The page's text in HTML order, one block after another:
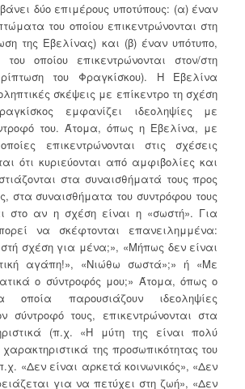
δύο επιμέρους υποτύπους: (α) έναν
του οποίου επικεντρώνονται στη
της Εβελίνας) και (β) έναν υπότυπο,
οποίου επικεντρώνονται στον/στη
του Φραγκίσκου). Η Εβελίνα
σκέψεις με επίκεντρο τη σχέση
εμφανίζει ιδεοληψίες με
του. Άτομα, όπως η Εβελίνα, με
επικεντρώνονται στις σχέσεις
ότι κυριεύονται από αμφιβολίες και
στα συναισθήματά τους προς
στα συναισθήματα του συντρόφου τους
στο αν η σχέση είναι η «σωστή». Για
να σκέφτονται επανειλημμένα:
σχέση για μένα;», «Μήπως δεν είναι
αγάπη!», «Νιώθω σωστά»;» ή «Με
ο σύντροφός μου;» Άτομα, όπως ο
οποία παρουσιάζουν ιδεοληψίες
σύντροφό τους, επικεντρώνονται στα
(π.χ. «Η μύτη της είναι πολύ
της προσωπικότητας του
«Δεν είναι αρκετά κοινωνικός», «Δεν
για να πετύχει στη ζωή», «Δεν